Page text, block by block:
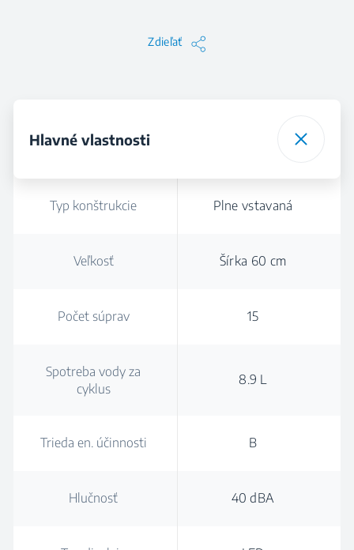
Zdieľať
Hlavné vlastnosti
Typ konštrukcie Plne vstavaná
Veľkosť Šírka 60 cm
Počet súprav 15
Spotreba vody za
cyklus
8.9 L
Trieda en. účinnosti B
Hlučnosť 40 dBA